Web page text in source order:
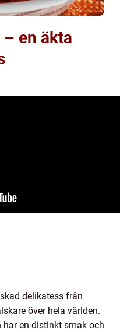
en äkta
delikatess från
över hela världen.
en distinkt smak och